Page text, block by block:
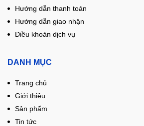
Hướng dẫn thanh toán
Hướng dẫn giao nhận
Điều khoản dịch vụ
DANH MỤC
Trang chủ
Giới thiệu
Sản phẩm
Tin tức